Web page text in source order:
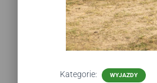
Kategorie: WYJAZDY